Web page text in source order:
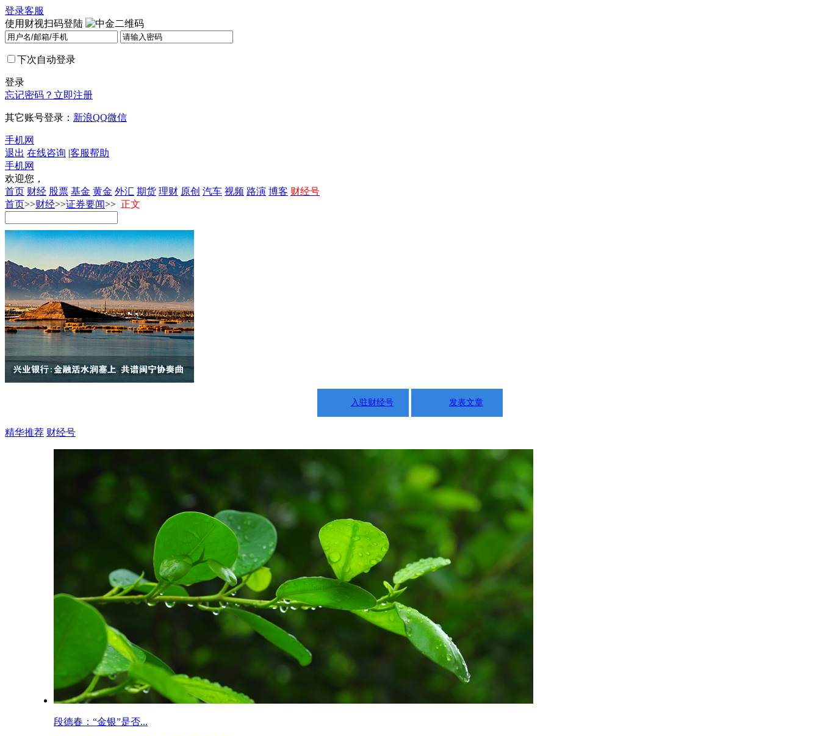
登录客服
使用财视扫码登陆
下次自动登录
登录
忘记密码？ 立即注册
其它账号登录： 新浪QQ微信
手机网
退出 在线咨询 |客服帮助
手机网
欢迎您，
首页 财经 股票 基金 黄金 外汇 期货 理财 原创 汽车 视频 路演 博客 财经号
首页>>财经>>证券要闻>> 正文
入驻财经号 发表文章
精华推荐 财经号
段德春：“金银”是否...